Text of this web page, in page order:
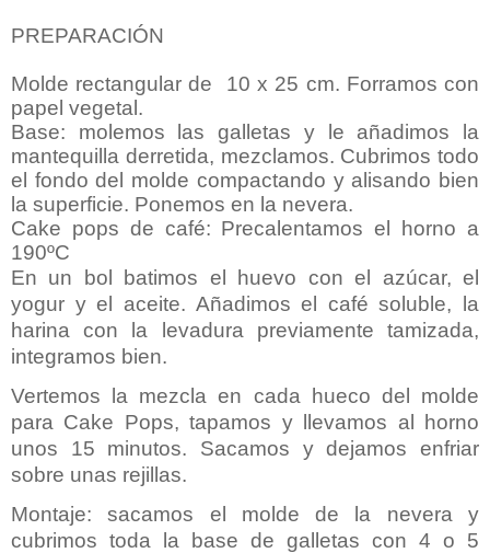
PREPARACIÓN
Molde rectangular de 10 x 25 cm. Forramos con
papel vegetal.
Base: molemos las galletas y le añadimos la
mantequilla derretida, mezclamos. Cubrimos todo
el fondo del molde compactando y alisando bien
la superficie. Ponemos en la nevera.
Cake pops de café: Precalentamos el horno a
190ºC
En un bol batimos el huevo con el azúcar, el
yogur y el aceite. Añadimos el café soluble, la
harina con la levadura previamente tamizada,
integramos bien.
Vertemos la mezcla en cada hueco del molde
para Cake Pops, tapamos y llevamos al horno
unos 15 minutos. Sacamos y dejamos enfriar
sobre unas rejillas.
Montaje: sacamos el molde de la nevera y
cubrimos toda la base de galletas con 4 o 5